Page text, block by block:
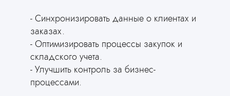
- Синхронизировать данные о клиентах и
заказах.
- Оптимизировать процессы закупок и
складского учета.
- Улучшить контроль за бизнес-
процессами.